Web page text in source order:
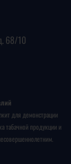
68/10
для демонстрации
табачной продукции и